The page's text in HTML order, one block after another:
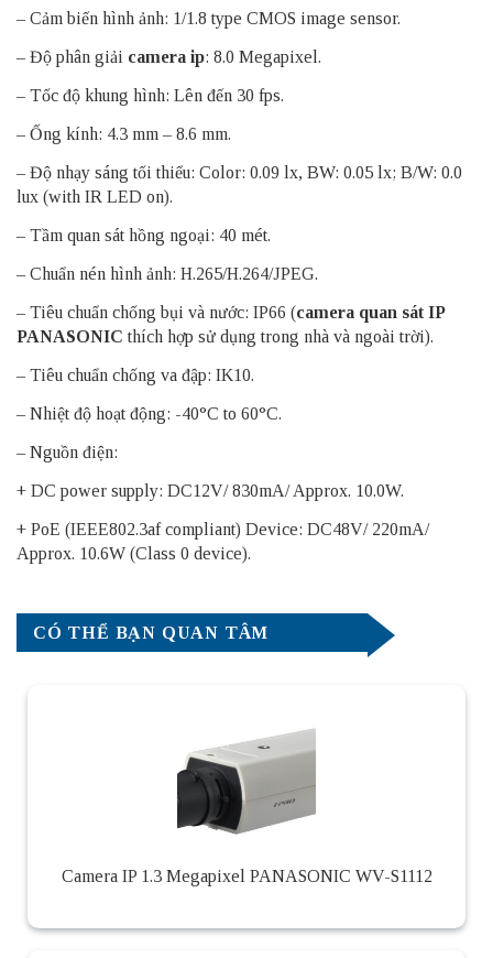
– Cảm biến hình ảnh: 1/1.8 type CMOS image sensor.
– Độ phân giải camera ip: 8.0 Megapixel.
– Tốc độ khung hình: Lên đến 30 fps.
– Ống kính: 4.3 mm – 8.6 mm.
– Độ nhạy sáng tối thiểu: Color: 0.09 lx, BW: 0.05 lx; B/W: 0.0
lux (with IR LED on).
– Tầm quan sát hồng ngoại: 40 mét.
– Chuẩn nén hình ảnh: H.265/H.264/JPEG.
– Tiêu chuẩn chống bụi và nước: IP66 (camera quan sát IP
PANASONIC thích hợp sử dụng trong nhà và ngoài trời).
– Tiêu chuẩn chống va đập: IK10.
– Nhiệt độ hoạt động: -40°C to 60°C.
– Nguồn điện:
+ DC power supply: DC12V/ 830mA/ Approx. 10.0W.
+ PoE (IEEE802.3af compliant) Device: DC48V/ 220mA/
Approx. 10.6W (Class 0 device).
CÓ THỂ BẠN QUAN TÂM
Camera IP 1.3 Megapixel PANASONIC WV-S1112